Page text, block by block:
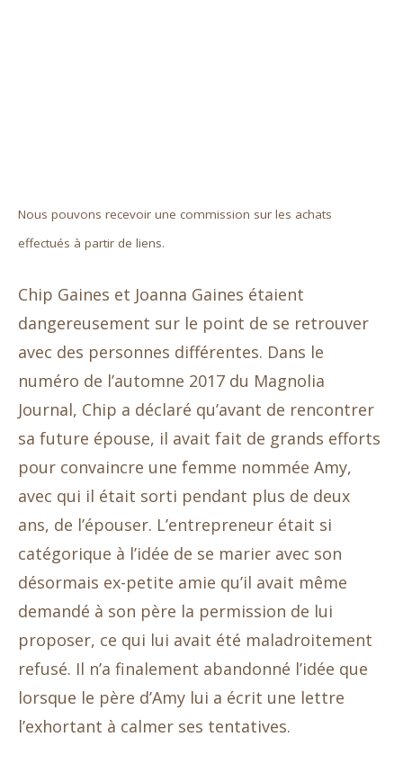
Nous pouvons recevoir une commission sur les achats
effectués à partir de liens.
Chip Gaines et Joanna Gaines étaient
dangereusement sur le point de se retrouver
avec des personnes différentes. Dans le
numéro de l’automne 2017 du Magnolia
Journal, Chip a déclaré qu’avant de rencontrer
sa future épouse, il avait fait de grands efforts
pour convaincre une femme nommée Amy,
avec qui il était sorti pendant plus de deux
ans, de l’épouser. L’entrepreneur était si
catégorique à l’idée de se marier avec son
désormais ex-petite amie qu’il avait même
demandé à son père la permission de lui
proposer, ce qui lui avait été maladroitement
refusé. Il n’a finalement abandonné l’idée que
lorsque le père d’Amy lui a écrit une lettre
l’exhortant à calmer ses tentatives.